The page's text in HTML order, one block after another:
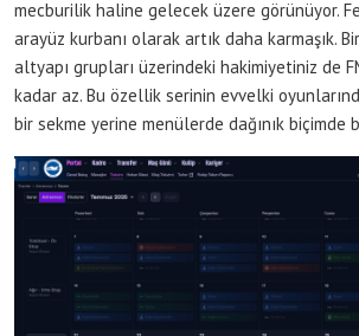
mecburilik haline gelecek üzere görünüyor.
arayüz kurbanı olarak artık daha karmaşık.
altyapı grupları üzerindeki hakimiyetiniz de
kadar az. Bu özellik serinin evvelki
bir sekme yerine menülerde dağınık biçimde